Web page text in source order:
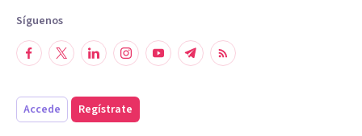
Síguenos
Accede Regístrate